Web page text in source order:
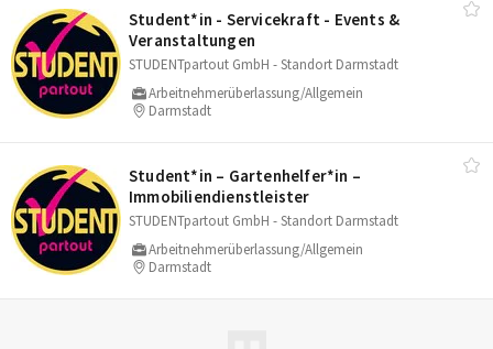
Student*in - Servicekraft - Events &
Veranstaltungen
STUDENTpartout GmbH - Standort Darmstadt
Arbeitnehmerüberlassung/Allgemein
Darmstadt
Student*in – Gartenhelfer*in –
Immobiliendienstleister
STUDENTpartout GmbH - Standort Darmstadt
Arbeitnehmerüberlassung/Allgemein
Darmstadt